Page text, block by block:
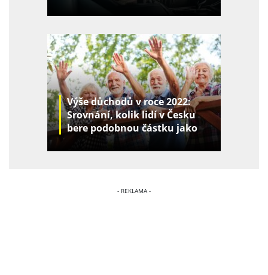
Výše důchodů v roce 2022:
Srovnání, kolik lidí v Česku
bere podobnou částku jako